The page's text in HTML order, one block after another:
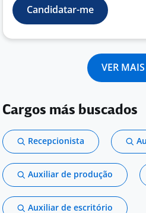
Candidatar-me
VER
Cargos más buscados
Recepcionista
Auxiliar de produção
Auxiliar de escritório